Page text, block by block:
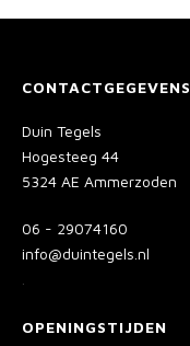
CONTACTGEGEVENS
Duin Tegels
Hogesteeg 44
5324 AE Ammerzoden
06 - 29074160
info@duintegels.nl
OPENINGSTIJDEN